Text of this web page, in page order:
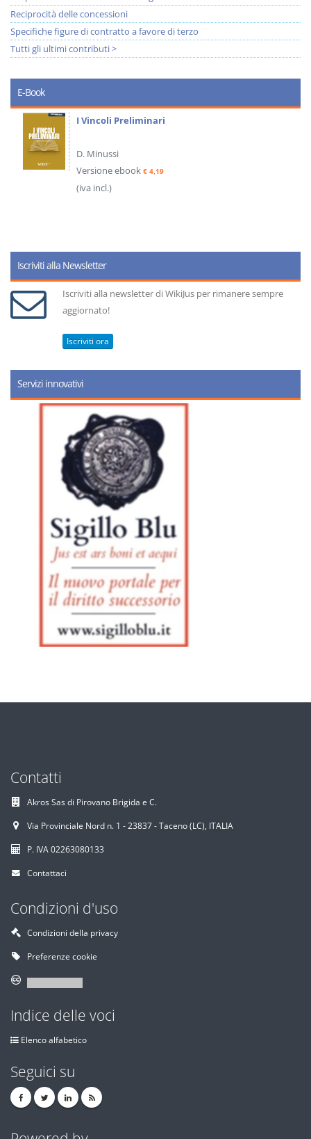
Reciprocità delle concessioni
Specifiche figure di contratto a favore di terzo
Tutti gli ultimi contributi >
E-Book
I Vincoli Preliminari
D. Minussi
Versione ebook € 4,19
(iva incl.)
Iscriviti alla Newsletter
Iscriviti alla newsletter di WikiJus per rimanere sempre
aggiornato!
Iscriviti ora
Servizi innovativi
Contatti
Akros Sas di Pirovano Brigida e C.
Via Provinciale Nord n. 1 - 23837 - Taceno (LC), ITALIA
P. IVA 02263080133
Contattaci
Condizioni d'uso
Condizioni della privacy
Preferenze cookie
Indice delle voci
Elenco alfabetico
Seguici su